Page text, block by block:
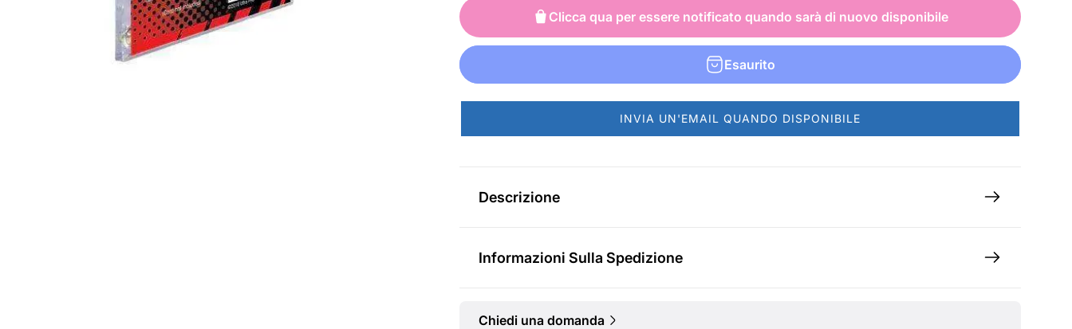
z
z
o
d
i
z
z
o
n
o
m
Clicca qua per essere notificato quando sarà di nuovo disponibile
Esaurito
INVIA UN'EMAIL QUANDO DISPONIBILE
Descrizione
Informazioni Sulla Spedizione
Chiedi una domanda